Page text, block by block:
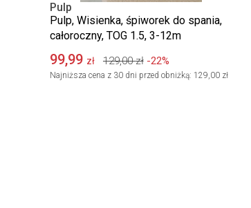
Pulp
Pulp, Wisienka, śpiworek do spania,
całoroczny, TOG 1.5, 3-12m
99,99 zł 129,00 zł -22%
Najniższa cena z 30 dni przed obniżką: 129,00 zł